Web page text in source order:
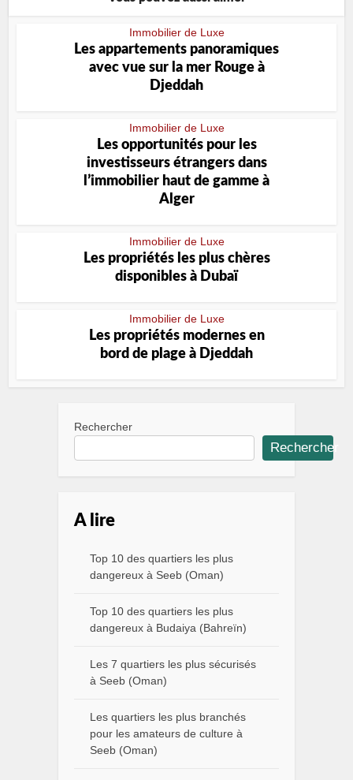
Immobilier de Luxe
Les appartements panoramiques
avec vue sur la mer Rouge à
Djeddah
Immobilier de Luxe
Les opportunités pour les
investisseurs étrangers dans
lʼimmobilier haut de gamme à
Alger
Immobilier de Luxe
Les propriétés les plus chères
disponibles à Dubaï
Immobilier de Luxe
Les propriétés modernes en
bord de plage à Djeddah
Rechercher
Rechercher
A lire
Top 10 des quartiers les plus
dangereux à Seeb (Oman)
Top 10 des quartiers les plus
dangereux à Budaiya (Bahreïn)
Les 7 quartiers les plus sécurisés
à Seeb (Oman)
Les quartiers les plus branchés
pour les amateurs de culture à
Seeb (Oman)